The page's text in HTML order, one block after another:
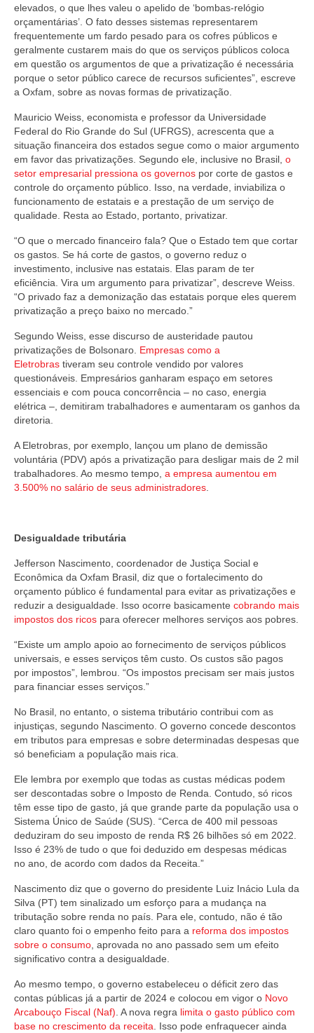
elevados, o que lhes valeu o apelido de ‘bombas-relógio
orçamentárias’. O fato desses sistemas representarem
frequentemente um fardo pesado para os cofres públicos e
geralmente custarem mais do que os serviços públicos coloca
em questão os argumentos de que a privatização é necessária
porque o setor público carece de recursos suficientes”, escreve
a Oxfam, sobre as novas formas de privatização.
Mauricio Weiss, economista e professor da Universidade
Federal do Rio Grande do Sul (UFRGS), acrescenta que a
situação financeira dos estados segue como o maior argumento
em favor das privatizações. Segundo ele, inclusive no Brasil, o
setor empresarial pressiona os governos por corte de gastos e
controle do orçamento público. Isso, na verdade, inviabiliza o
funcionamento de estatais e a prestação de um serviço de
qualidade. Resta ao Estado, portanto, privatizar.
“O que o mercado financeiro fala? Que o Estado tem que cortar
os gastos. Se há corte de gastos, o governo reduz o
investimento, inclusive nas estatais. Elas param de ter
eficiência. Vira um argumento para privatizar”, descreve Weiss.
“O privado faz a demonização das estatais porque eles querem
privatização a preço baixo no mercado.”
Segundo Weiss, esse discurso de austeridade pautou
privatizações de Bolsonaro. Empresas como a
Eletrobras tiveram seu controle vendido por valores
questionáveis. Empresários ganharam espaço em setores
essenciais e com pouca concorrência – no caso, energia
elétrica –, demitiram trabalhadores e aumentaram os ganhos da
diretoria.
A Eletrobras, por exemplo, lançou um plano de demissão
voluntária (PDV) após a privatização para desligar mais de 2 mil
trabalhadores. Ao mesmo tempo, a empresa aumentou em
3.500% no salário de seus administradores
Desigualdade tributária
Jefferson Nascimento, coordenador de Justiça Social e
Econômica da Oxfam Brasil, diz que o fortalecimento do
orçamento público é fundamental para evitar as privatizações e
reduzir a desigualdade. Isso ocorre basicamente cobrando mais
impostos dos ricos para oferecer melhores serviços aos pobres.
“Existe um amplo apoio ao fornecimento de serviços públicos
universais, e esses serviços têm custo. Os custos são pagos
por impostos”, lembrou. “Os impostos precisam ser mais justos
para financiar esses serviços.”
No Brasil, no entanto, o sistema tributário contribui com as
injustiças, segundo Nascimento. O governo concede descontos
em tributos para empresas e sobre determinadas despesas que
só beneficiam a população mais rica.
Ele lembra por exemplo que todas as custas médicas podem
ser descontadas sobre o Imposto de Renda. Contudo, só ricos
têm esse tipo de gasto, já que grande parte da população usa o
Sistema Único de Saúde (SUS). “Cerca de 400 mil pessoas
deduziram do seu imposto de renda R$ 26 bilhões só em 2022.
Isso é 23% de tudo o que foi deduzido em despesas médicas
no ano, de acordo com dados da Receita.”
Nascimento diz que o governo do presidente Luiz Inácio Lula da
Silva (PT) tem sinalizado um esforço para a mudança na
tributação sobre renda no país. Para ele, contudo, não é tão
claro quanto foi o empenho feito para a reforma dos impostos
sobre o consumo , aprovada no ano passado sem um efeito
significativo contra a desigualdade.
Ao mesmo tempo, o governo estabeleceu o déficit zero das
contas públicas já a partir de 2024 e colocou em vigor o Novo
Arcabouço Fiscal (Naf) . A nova regra limita o gasto público com
base no crescimento da receita . Isso pode enfraquecer ainda